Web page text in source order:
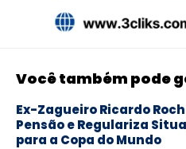
Você também pode
Ex-Zagueiro Ricardo
Pensão e Regulariza
para a Copa do Mundo